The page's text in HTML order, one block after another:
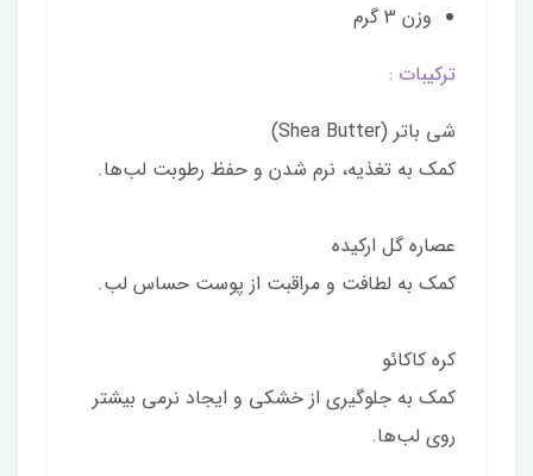
وزن 3 گرم
ترکیبات :
شی باتر (Shea Butter)
کمک به تغذیه، نرم شدن و حفظ رطوبت لب‌ها.
عصاره گل ارکیده
کمک به لطافت و مراقبت از پوست حساس لب.
کره کاکائو
کمک به جلوگیری از خشکی و ایجاد نرمی بیشتر
روی لب‌ها.